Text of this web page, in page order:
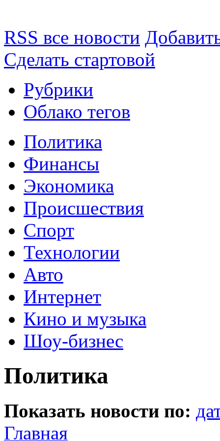
RSS все новости
Сделать стартовой
Рубрики
Облако тегов
Политика
Финансы
Экономика
Происшествия
Спорт
Технологии
Авто
Интернет
Кино и музыка
Шоу-бизнес
Политика
Показать новости по:
Главная